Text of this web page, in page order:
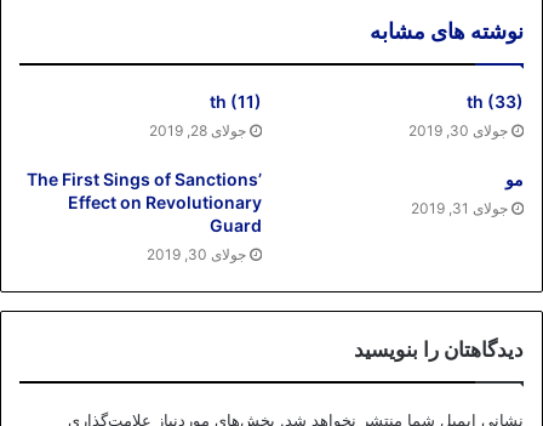
نوشته های مشابه
th (33)
جولای 30, 2019
th (11)
جولای 28, 2019
مو
جولای 31, 2019
The First Sings of Sanctions’
Effect on Revolutionary
Guard
جولای 30, 2019
دیدگاهتان را بنویسید
نشانی ایمیل شما منتشر نخواهد شد. بخش‌های موردنیاز علامت‌گذاری